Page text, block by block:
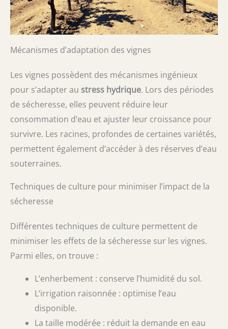
Mécanismes d’adaptation des vignes
Les vignes possèdent des mécanismes ingénieux
pour s’adapter au stress hydrique. Lors des périodes
de sécheresse, elles peuvent réduire leur
consommation d’eau et ajuster leur croissance pour
survivre. Les racines, profondes de certaines variétés,
permettent également d’accéder à des réserves d’eau
souterraines.
Techniques de culture pour minimiser l’impact de la
sécheresse
Différentes techniques de culture permettent de
minimiser les effets de la sécheresse sur les vignes.
Parmi elles, on trouve :
L’enherbement : conserve l’humidité du sol.
L’irrigation raisonnée : optimise l’eau
disponible.
La taille modérée : réduit la demande en eau